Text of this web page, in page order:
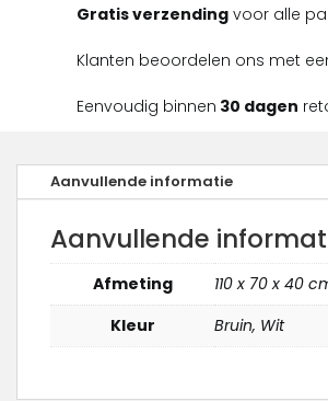
Gratis verzending voor alle
Klanten beoordelen ons met
Eenvoudig binnen 30 dagen
Aanvullende informatie
Aanvullende
Afmeting
110 x 70 x 40
Kleur
Bruin, Wit